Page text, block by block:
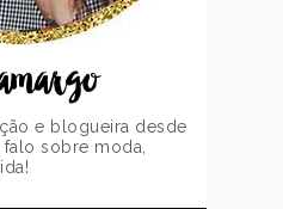
e blogueira desde
sobre moda,